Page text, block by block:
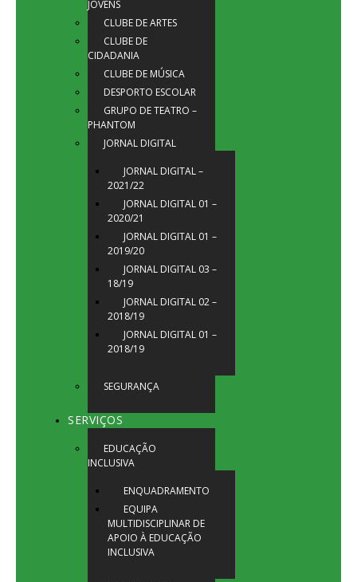
JOVENS
CLUBE DE ARTES
CLUBE DE
CIDADANIA
CLUBE DE MÚSICA
DESPORTO ESCOLAR
GRUPO DE TEATRO –
PHANTOM
JORNAL DIGITAL
JORNAL DIGITAL –
2021/22
JORNAL DIGITAL 01 –
2020/21
JORNAL DIGITAL 01 –
2019/20
JORNAL DIGITAL 03 –
18/19
JORNAL DIGITAL 02 –
2018/19
JORNAL DIGITAL 01 –
2018/19
SEGURANÇA
SERVIÇOS
EDUCAÇÃO
INCLUSIVA
ENQUADRAMENTO
EQUIPA
MULTIDISCIPLINAR DE
APOIO À EDUCAÇÃO
INCLUSIVA